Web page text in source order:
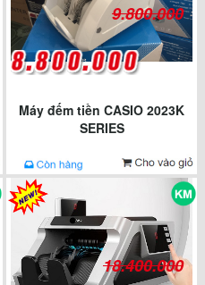
9.800.000
Máy đếm tiền CASIO 2023K
SERIES
18.400.000